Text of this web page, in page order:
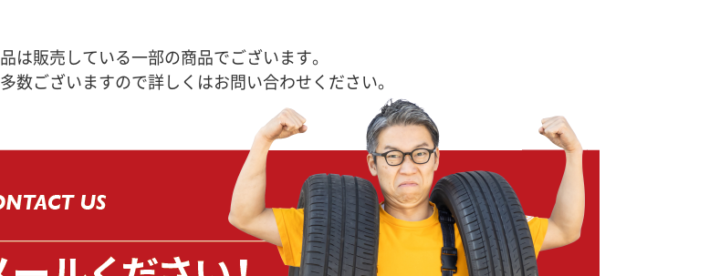
は販売している一部の商品でございます。
数ございますので詳しくはお問い合わせください。